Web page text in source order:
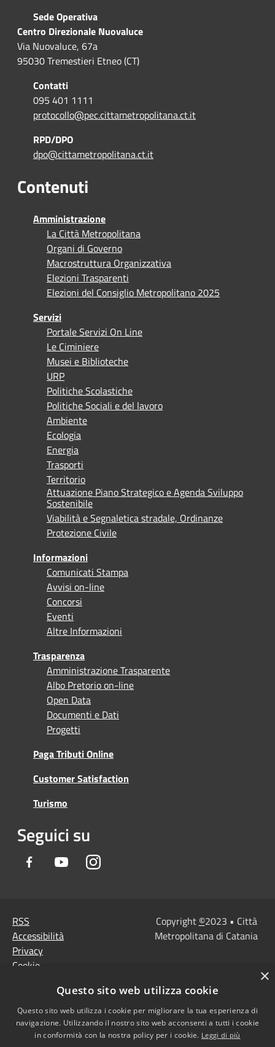
Sede Operativa
Centro Direzionale Nuovaluce
Via Nuovaluce, 67a
95030 Tremestieri Etneo (CT)
Contatti
095 401 1111
protocollo@pec.cittametropolitana.ct.it
RPD/DPO
dpo@cittametropolitana.ct.it
Contenuti
Amministrazione
La Città Metropolitana
Organi di Governo
Macrostruttura Organizzativa
Elezioni Trasparenti
Elezioni del Consiglio Metropolitano 2025
Servizi
Portale Servizi On Line
Le Ciminiere
Musei e Biblioteche
URP
Politiche Scolastiche
Politiche Sociali e del lavoro
Ambiente
Ecologia
Energia
Trasporti
Territorio
Attuazione Piano Strategico e Agenda Sviluppo
Sostenibile
Viabilità e Segnaletica stradale, Ordinanze
Protezione Civile
Informazioni
Comunicati Stampa
Avvisi on-line
Concorsi
Eventi
Altre Informazioni
Trasparenza
Amministrazione Trasparente
Albo Pretorio on-line
Open Data
Documenti e Dati
Progetti
Paga Tributi Online
Customer Satisfaction
Turismo
Seguici su
Facebook YoutubeInstagram
RSS
Accessibilità
Privacy
Cookie
Note Legali
Agenzia per l'Italia
digitale
Copyright ©2023 • Città
Metropolitana di Catania
×
Questo sito web utilizza cookie
Questo sito web utilizza i cookie per migliorare la tua esperienza di
navigazione. Utilizzando il nostro sito web acconsenti a tutti i cookie
in conformità con la nostra policy per i cookie. Leggi di più